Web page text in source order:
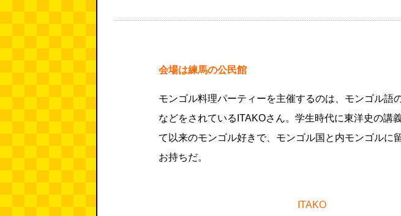
会場は練馬の公民館
モンゴル料理パーティーを主催するのは、モンゴル語
などをされているITAKOさん。学生時代に東洋史の講
て以来のモンゴル好きで、モンゴル国と内モンゴルに
お持ちだ。
ITAKO